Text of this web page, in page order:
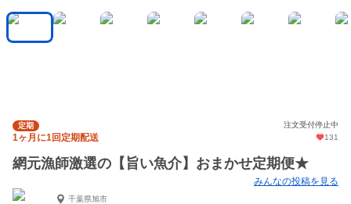
定期 注文受付停止中
1ヶ月に1回定期配送 131
網元漁師激選の【旨い魚介】おまかせ定期便★
みんなの投稿を見る
千葉県旭市